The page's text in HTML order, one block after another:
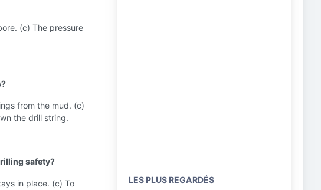
(c) The pressure
from the mud. (c)
the drill string.
safety?
in place. (c) To
LES PLUS REGARDÉS